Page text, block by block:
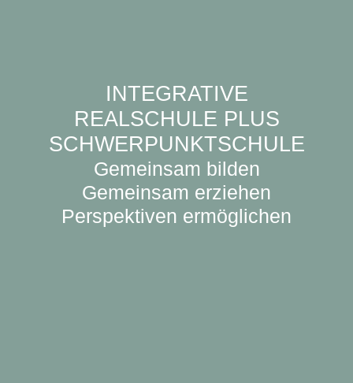
INTEGRATIVE
REALSCHULE PLUS
SCHWERPUNKTSCHULE
Gemeinsam bilden
Gemeinsam erziehen
Perspektiven ermöglichen